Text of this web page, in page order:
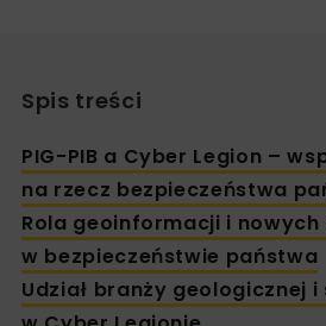
Spis treści
PIG-PIB a Cyber Legion –
na rzecz bezpieczeństwa
Rola geoinformacji i
w bezpieczeństwie państwa
Udział branży geologicznej